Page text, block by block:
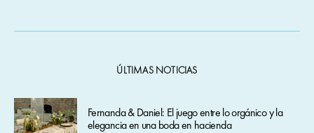
ÚLTIMAS NOTICIAS
Fernanda & Daniel: El juego entre lo orgánico y la
elegancia en una boda en hacienda